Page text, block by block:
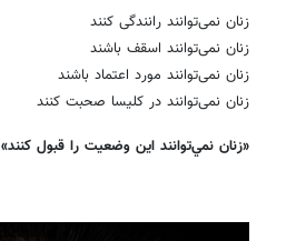
زنان نمی‌توانند رانندگی كنند
زنان نمی‌توانند اسقف باشند
زنان نمی‌توانند مورد اعتماد باشند
زنان نمی‌توانند در كلیسا صحبت كنند
«زنان نمي‌توانند اين وضعيت را قبول كنند»